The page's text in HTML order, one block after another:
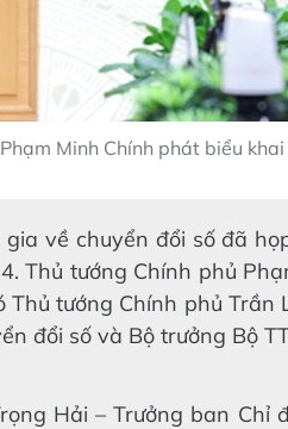
Minh Chính phát biểu
gia về chuyển đổi số đã
Thủ tướng Chính phủ
Thủ tướng Chính phủ Trần
đổi số và Bộ trưởng Bộ
Hải – Trưởng ban